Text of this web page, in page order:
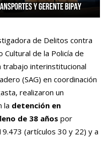
de Delitos contra
de la Policía de
trabajo interinstitucional
(SAG) en coordinación
realizaron un
la detención en
de 38 años por
(artículos 30 y 22) y a